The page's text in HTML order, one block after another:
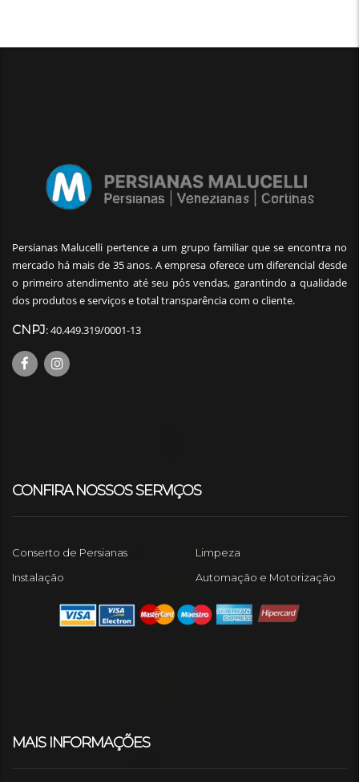
Persianas Malucelli pertence a um grupo familiar que se encontra no
mercado há mais de 35 anos. A empresa oferece um diferencial desde
o primeiro atendimento até seu pós vendas, garantindo a qualidade
dos produtos e serviços e total transparência com o cliente.
CNPJ: 40.449.319/0001-13
CONFIRA NOSSOS SERVIÇOS
Conserto de Persianas
Limpeza
Instalação
Automação e Motorização
MAIS INFORMAÇÕES